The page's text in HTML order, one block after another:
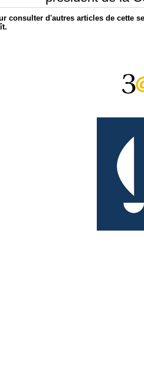
consulter d'autres articles de cette